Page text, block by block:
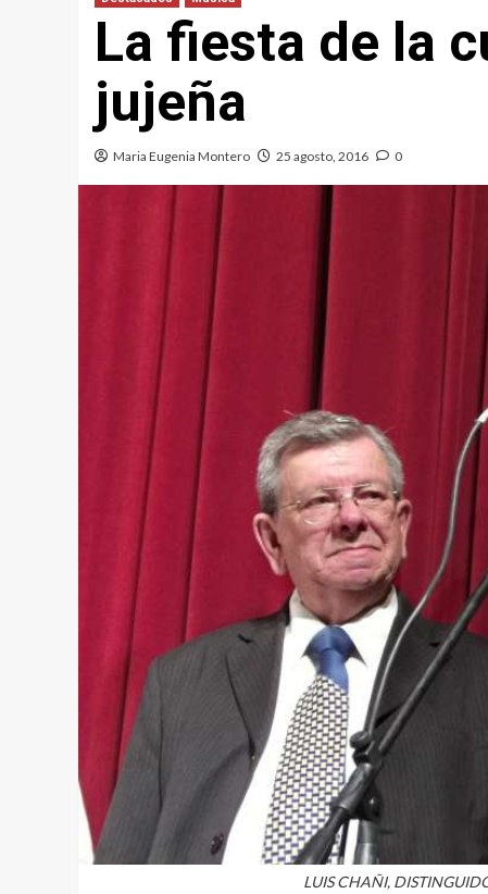
La fiesta de la
jujeña
Maria Eugenia Montero 25 agosto, 2016 0
LUIS CHAÑI,